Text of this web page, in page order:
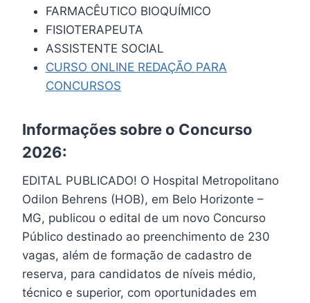
FARMACÊUTICO BIOQUÍMICO
FISIOTERAPEUTA
ASSISTENTE SOCIAL
CURSO ONLINE REDAÇÃO PARA
CONCURSOS
Informações sobre o Concurso
2026:
EDITAL PUBLICADO! O Hospital Metropolitano
Odilon Behrens (HOB), em Belo Horizonte –
MG, publicou o edital de um novo Concurso
Público destinado ao preenchimento de 230
vagas, além de formação de cadastro de
reserva, para candidatos de níveis médio,
técnico e superior, com oportunidades em